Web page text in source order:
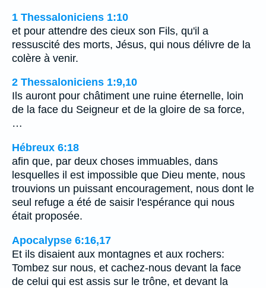
1 Thessaloniciens 1:10
et pour attendre des cieux son Fils, qu'il a
ressuscité des morts, Jésus, qui nous délivre de la
colère à venir.
2 Thessaloniciens 1:9,10
Ils auront pour châtiment une ruine éternelle, loin
de la face du Seigneur et de la gloire de sa force,
…
Hébreux 6:18
afin que, par deux choses immuables, dans
lesquelles il est impossible que Dieu mente, nous
trouvions un puissant encouragement, nous dont le
seul refuge a été de saisir l'espérance qui nous
était proposée.
Apocalypse 6:16,17
Et ils disaient aux montagnes et aux rochers:
Tombez sur nous, et cachez-nous devant la face
de celui qui est assis sur le trône, et devant la